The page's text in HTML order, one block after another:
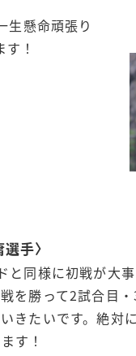
生懸命頑張り
！
手〉
と同様に初戦が大
を勝って2試合目
きたいです。絶対
す！